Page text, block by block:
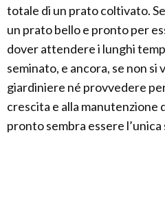
totale di un prato coltivato.
un prato bello e pronto per
dover attendere i lunghi
seminato, e ancora, se non si
giardiniere né provvedere
crescita e alla manutenzione
pronto sembra essere